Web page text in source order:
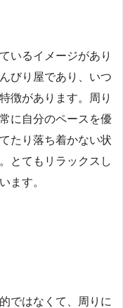
いるイメージがあり
びり屋であり、いつ
徴があります。周り
に自分のペースを優
たり落ち着かない状
とてもリラックスし
ます。
ではなくて、周りに